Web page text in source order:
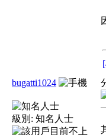
bugatti1024
級別: 知名人士